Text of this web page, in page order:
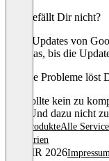
Was gefällt Dir nicht?
Nach Updates von
es etwas, bis die
Welche Probleme löst
Ich wollte kein zu
hilft. Und dazu nicht
Alle ProdukteAlle
Kategorien
© OMR 2026Impressum